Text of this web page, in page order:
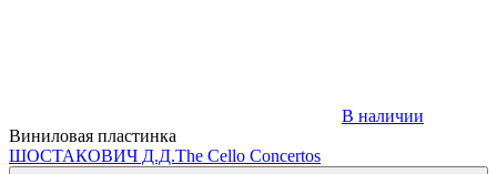
В наличии
Виниловая пластинка
ШОСТАКОВИЧ Д.Д.The Cello Concertos